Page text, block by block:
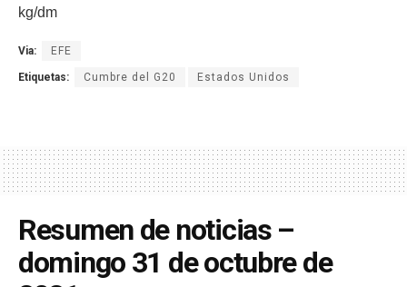
kg/dm
Via: EFE
Etiquetas: Cumbre del G20 Estados Unidos
Resumen de noticias –
domingo 31 de octubre de